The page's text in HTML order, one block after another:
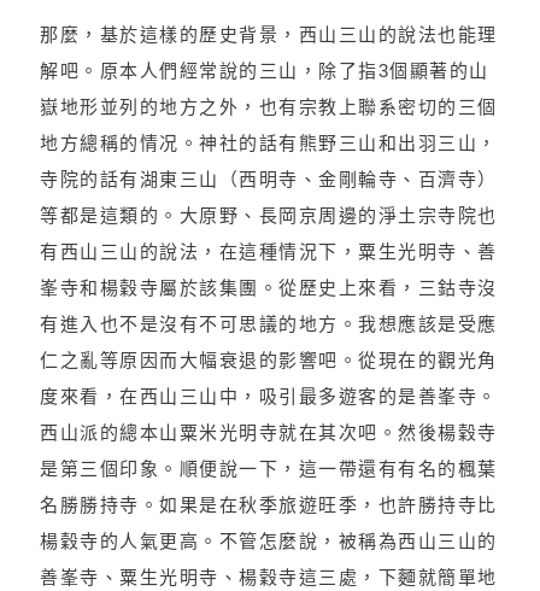
那麼，基於這樣的歷史背景，西山三山的說法也能理
解吧。原本人們經常說的三山，除了指3個顯著的山
嶽地形並列的地方之外，也有宗教上聯系密切的三個
地方總稱的情况。神社的話有熊野三山和出羽三山，
寺院的話有湖東三山（西明寺、金剛輪寺、百濟寺）
等都是這類的。大原野、長岡京周邊的淨土宗寺院也
有西山三山的說法，在這種情況下，粟生光明寺、善
峯寺和楊穀寺屬於該集團。從歷史上來看，三鈷寺沒
有進入也不是沒有不可思議的地方。我想應該是受應
仁之亂等原因而大幅衰退的影響吧。從現在的觀光角
度來看，在西山三山中，吸引最多遊客的是善峯寺。
西山派的總本山粟米光明寺就在其次吧。然後楊穀寺
是第三個印象。順便說一下，這一帶還有有名的楓葉
名勝勝持寺。如果是在秋季旅遊旺季，也許勝持寺比
楊穀寺的人氣更高。不管怎麼說，被稱為西山三山的
善峯寺、粟生光明寺、楊穀寺這三處，下麵就簡單地